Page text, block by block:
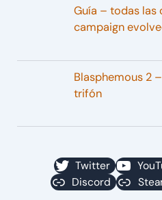
Guía – todas las
campaign
Blasphemous 2
trifón
Twitter
Discord